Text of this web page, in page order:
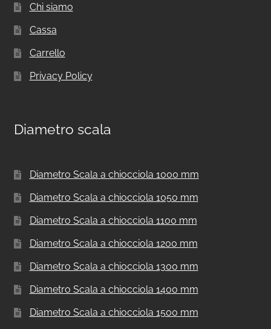
Chi siamo
Cassa
Carrello
Privacy Policy
Diametro scala
Diametro Scala a chiocciola 1000 mm
Diametro Scala a chiocciola 1050 mm
Diametro Scala a chiocciola 1100 mm
Diametro Scala a chiocciola 1200 mm
Diametro Scala a chiocciola 1300 mm
Diametro Scala a chiocciola 1400 mm
Diametro Scala a chiocciola 1500 mm